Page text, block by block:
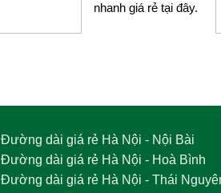
nhanh giá rẻ tại đây.
Đường dài giá rẻ Hà Nội - Nội Bài
Đường dài giá rẻ Hà Nội - Hoà Bình
Đường dài giá rẻ Hà Nội - Thái